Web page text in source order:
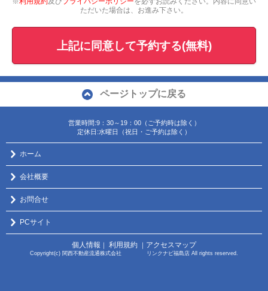
ただいた場合は、お進み下さい。
上記に同意して予約する(無料)
ページトップに戻る
営業時間:9：30～19：00（ご予約時は除く）
定休日:水曜日（祝日・ご予約は除く）
ホーム
会社概要
お問合せ
PCサイト
個人情報 ｜ 利用規約 ｜ アクセスマップ
Copyright(c) 関西不動産流通株式会社 リンクナビ福島店 All rights reserved.